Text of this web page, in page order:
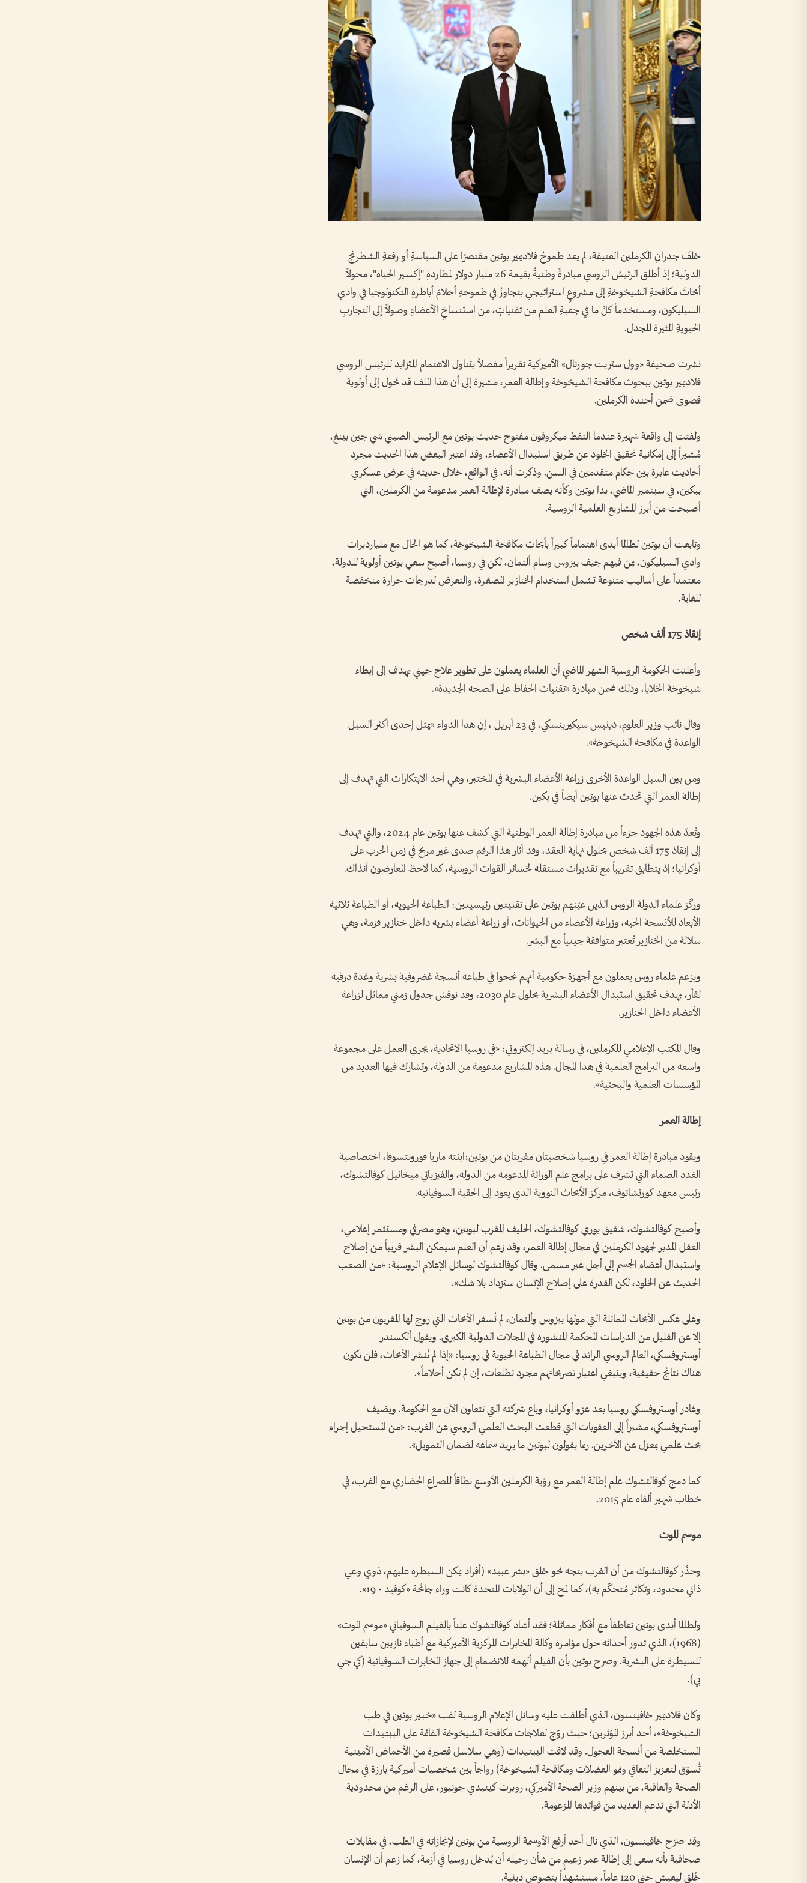
خلفَ جدرانِ الكرملين العتيقة، لم يعد طموحُ فلاديمير بوتين مقتصرًا على السياسةِ أو رقعةِ الشطرنج
الدولية؛ إذ أطلق الرئيسُ الروسي مبادرةً وطنيةً بقيمة 26 مليار دولار لمطاردةِ "إكسير الحياة"، محولاً
أبحاثَ مكافحةِ الشيخوخةِ إلى مشروعٍ استراتيجي يتجاوزُ في طموحهِ أحلامَ أباطرةِ التكنولوجيا في وادي
السيليكون، ومستخدماً كلَّ ما في جعبةِ العلمِ من تقنياتٍ، من استنساخِ الأعضاءِ وصولاً إلى التجاربِ
الحيويةِ المثيرة للجدل.
نشرت صحيفة «وول ستريت جورنال» الأميركية تقريراً مفصلاً يتناول الاهتمام المتزايد للرئيس الروسي
فلاديمير بوتين ببحوث مكافحة الشيخوخة وإطالة العمر، مشيرة إلى أن هذا الملف قد تحول إلى أولوية
قصوى ضمن أجندة الكرملين.
ولفتت إلى واقعة شهيرة عندما التقط ميكروفون مفتوح حديث بوتين مع الرئيس الصيني شي جين بينغ،
مُشيراً إلى إمكانية تحقيق الخلود عن طريق استبدال الأعضاء، وقد اعتبر البعض هذا الحديث مجرد
أحاديث عابرة بين حكام متقدمين في السن. وذكرت أنه، في الواقع، خلال حديثه في عرض عسكري
ببكين، في سبتمبر الماضي، بدا بوتين وكأنه يصف مبادرة لإطالة العمر مدعومة من الكرملين، التي
أصبحت من أبرز المشاريع العلمية الروسية.
وتابعت أن بوتين لطالما أبدى اهتماماً كبيراً بأبحاث مكافحة الشيخوخة، كما هو الحال مع مليارديرات
وادي السيليكون، بمن فيهم جيف بيزوس وسام ألتمان، لكن في روسيا، أصبح سعي بوتين أولوية للدولة،
معتمداً على أساليب متنوعة تشمل استخدام الخنازير المصغرة، والتعرض لدرجات حرارة منخفضة
للغاية.
إنقاذ 175 ألف شخص
وأعلنت الحكومة الروسية الشهر الماضي أن العلماء يعملون على تطوير علاج جيني يهدف إلى إبطاء
شيخوخة الخلايا، وذلك ضمن مبادرة «تقنيات الحفاظ على الصحة الجديدة».
وقال نائب وزير العلوم، دينيس سيكيرينسكي، في 23 أبريل ، إن هذا الدواء «يمثل إحدى أكثر السبل
الواعدة في مكافحة الشيخوخة».
ومن بين السبل الواعدة الأخرى زراعة الأعضاء البشرية في المختبر، وهي أحد الابتكارات التي تهدف إلى
إطالة العمر التي تحدث عنها بوتين أيضاً في بكين.
وتُعدّ هذه الجهود جزءاً من مبادرة إطالة العمر الوطنية التي كشف عنها بوتين عام 2024، والتي تهدف
إلى إنقاذ 175 ألف شخص بحلول نهاية العقد، وقد أثار هذا الرقم صدى غير مريح في زمن الحرب على
أوكرانيا؛ إذ يتطابق تقريباً مع تقديرات مستقلة لخسائر القوات الروسية، كما لاحظ المعارضون آنذاك.
وركّز علماء الدولة الروس الذين عيّنهم بوتين على تقنيتين رئيسيتين: الطباعة الحيوية، أو الطباعة ثلاثية
الأبعاد للأنسجة الحية، وزراعة الأعضاء من الحيوانات، أو زراعة أعضاء بشرية داخل خنازير قزمة، وهي
سلالة من الخنازير تُعتبر متوافقة جينياً مع البشر.
ويزعم علماء روس يعملون مع أجهزة حكومية أنهم نجحوا في طباعة أنسجة غضروفية بشرية وغدة درقية
لفأر، بهدف تحقيق استبدال الأعضاء البشرية بحلول عام 2030، وقد نوقش جدول زمني مماثل لزراعة
الأعضاء داخل الخنازير.
وقال المكتب الإعلامي للكرملين، في رسالة بريد إلكتروني: «في روسيا الاتحادية، يجري العمل على مجموعة
واسعة من البرامج العلمية في هذا المجال. هذه المشاريع مدعومة من الدولة، وتشارك فيها العديد من
المؤسسات العلمية والبحثية».
إطالة العمر
ويقود مبادرة إطالة العمر في روسيا شخصيتان مقربتان من بوتين:ابنته ماريا فورونتسوفا، اختصاصية
الغدد الصماء التي تشرف على برامج علم الوراثة المدعومة من الدولة، والفيزيائي ميخائيل كوفالتشوك،
رئيس معهد كورتشاتوف، مركز الأبحاث النووية الذي يعود إلى الحقبة السوفياتية.
وأصبح كوفالتشوك، شقيق يوري كوفالتشوك، الحليف المقرب لبوتين، وهو مصرفي ومستثمر إعلامي،
العقل المدبر لجهود الكرملين في مجال إطالة العمر، وقد زعم أن العلم سيمكن البشر قريباً من إصلاح
واستبدال أعضاء الجسم إلى أجل غير مسمى. وقال كوفالتشوك لوسائل الإعلام الروسية: «من الصعب
الحديث عن الخلود، لكن القدرة على إصلاح الإنسان ستزداد بلا شك».
وعلى عكس الأبحاث المماثلة التي مولها بيزوس وألتمان، لم تُسفر الأبحاث التي روج لها المقربون من بوتين
إلا عن القليل من الدراسات المحكمة المنشورة في المجلات الدولية الكبرى. ويقول ألكسندر
أوستروفسكي، العالم الروسي الرائد في مجال الطباعة الحيوية في روسيا: «إذا لم تُنشر الأبحاث، فلن تكون
هناك نتائج حقيقية، وينبغي اعتبار تصريحاتهم مجرد تطلعات، إن لم تكن أحلاماً».
وغادر أوستروفسكي روسيا بعد غزو أوكرانيا، وباع شركته التي تتعاون الآن مع الحكومة. ويضيف
أوستروفسكي، مشيراً إلى العقوبات التي قطعت البحث العلمي الروسي عن الغرب: «من المستحيل إجراء
بحث علمي بمعزل عن الآخرين. ربما يقولون لبوتين ما يريد سماعه لضمان التمويل».
كما دمج كوفالتشوك علم إطالة العمر مع رؤية الكرملين الأوسع نطاقاً للصراع الحضاري مع الغرب، في
خطاب شهير ألقاه عام 2015.
موسم الموت
وحذّر كوفالتشوك من أن الغرب يتجه نحو خلق «بشر عبيد» (أفراد يمكن السيطرة عليهم، ذوي وعي
ذاتي محدود، وتكاثر مُتحكّم به)، كما لمح إلى أن الولايات المتحدة كانت وراء جائحة «كوفيد - 19».
ولطالما أبدى بوتين تعاطفاً مع أفكار مماثلة؛ فقد أشاد كوفالتشوك علناً بالفيلم السوفياتي «موسم الموت»
(1968)، الذي تدور أحداثه حول مؤامرة وكالة المخابرات المركزية الأميركية مع أطباء نازيين سابقين
للسيطرة على البشرية. وصرح بوتين بأن الفيلم ألهمه للانضمام إلى جهاز المخابرات السوفياتية (كي جي
بي).
وكان فلاديمير خافينسون، الذي أطلقت عليه وسائل الإعلام الروسية لقب «خبير بوتين في طب
الشيخوخة»، أحد أبرز المؤثرين؛ حيث روّج لعلاجات مكافحة الشيخوخة القائمة على الببتيدات
المستخلصة من أنسجة العجول. وقد لاقت الببتيدات (وهي سلاسل قصيرة من الأحماض الأمينية
تُسوّق لتعزيز التعافي ونمو العضلات ومكافحة الشيخوخة) رواجاً بين شخصيات أميركية بارزة في مجال
الصحة والعافية، من بينهم وزير الصحة الأميركي، روبرت كينيدي جونيور، على الرغم من محدودية
الأدلة التي تدعم العديد من فوائدها المزعومة.
وقد صرّح خافينسون، الذي نال أحد أرفع الأوسمة الروسية من بوتين لإنجازاته في الطب، في مقابلات
صحافية بأنه سعى إلى إطالة عمر زعيمٍ من شأن رحيله أن يُدخل روسيا في أزمة، كما زعم أن الإنسان
خُلق ليعيش حتى 120 عاماً، مستشهداً بنصوص دينية.